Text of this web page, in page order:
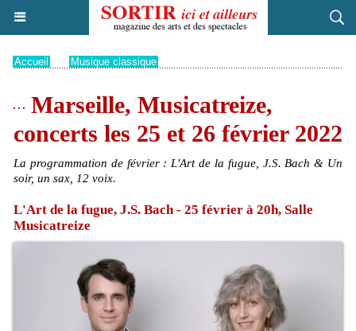
Accueil Musique classique
Marseille, Musicatreize,
concerts les 25 et 26 février 2022
La programmation de février : L'Art de la fugue, J.S. Bach & Un
soir, un sax, 12 voix.
L'Art de la fugue, J.S. Bach - 25 février à 20h, Salle
Musicatreize